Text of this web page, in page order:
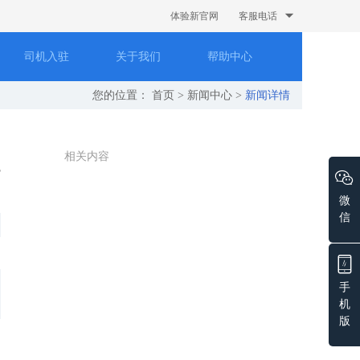
体验新官网 客服电话
司机入驻 关于我们 帮助中心
您的位置： 首页 > 新闻中心 > 新闻详情
相关内容
微
信
手
机
版